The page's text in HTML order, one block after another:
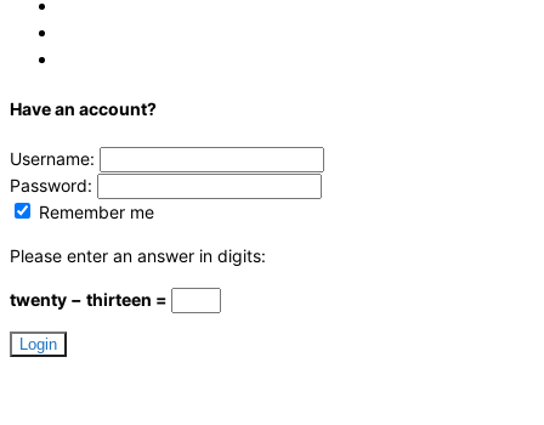
Have an account?
Username:
Password:
Remember me
Please enter an answer in digits:
twenty − thirteen =